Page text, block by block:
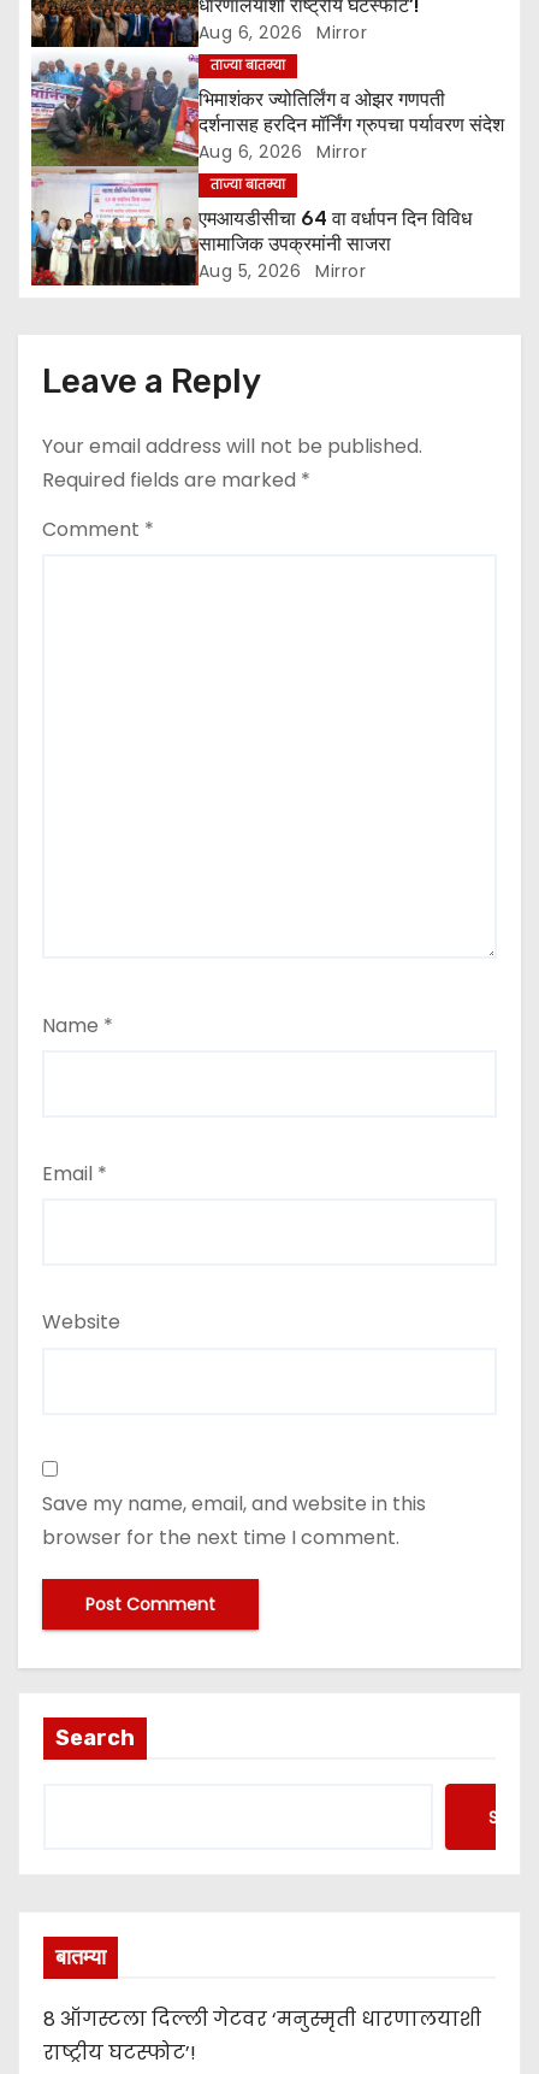
t
i
o
n
धारणालयाशी राष्ट्रीय घटस्फोट’!
Aug 6, 2026 Mirror
ताज्या बातम्या
भिमाशंकर ज्योतिर्लिंग व ओझर गणपती
दर्शनासह हरदिन मॉर्निंग ग्रुपचा पर्यावरण संदेश
Aug 6, 2026 Mirror
ताज्या बातम्या
एमआयडीसीचा 64 वा वर्धापन दिन विविध
सामाजिक उपक्रमांनी साजरा
Aug 5, 2026 Mirror
Leave a Reply
Your email address will not be published.
Required fields are marked *
Comment *
Name *
Email *
Website
Save my name, email, and website in this
browser for the next time I comment.
Search
बातम्या
8 ऑगस्टला दिल्ली गेटवर ‘मनुस्मृती धारणालयाशी
राष्ट्रीय घटस्फोट’!